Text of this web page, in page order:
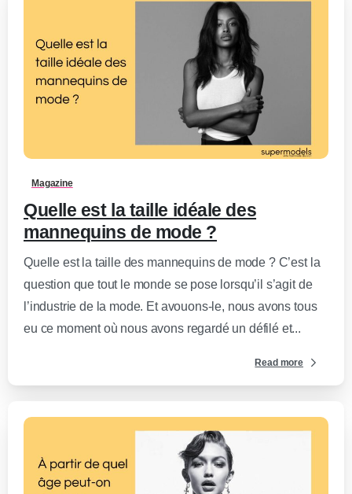
0
Magazine
Quelle est la taille idéale des
mannequins de mode ?
Quelle est la taille des mannequins de mode ? C’est la
question que tout le monde se pose lorsqu’il s’agit de
l’industrie de la mode. Et avouons-le, nous avons tous
eu ce moment où nous avons regardé un défilé et...
Read more